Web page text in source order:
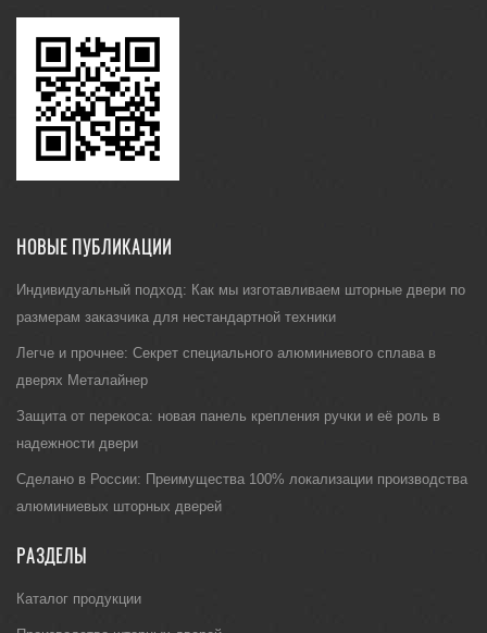
НОВЫЕ ПУБЛИКАЦИИ
Индивидуальный подход: Как мы изготавливаем шторные двери по
размерам заказчика для нестандартной техники
Легче и прочнее: Секрет специального алюминиевого сплава в
дверях Металайнер
Защита от перекоса: новая панель крепления ручки и её роль в
надежности двери
Сделано в России: Преимущества 100% локализации производства
алюминиевых шторных дверей
РАЗДЕЛЫ
Каталог продукции